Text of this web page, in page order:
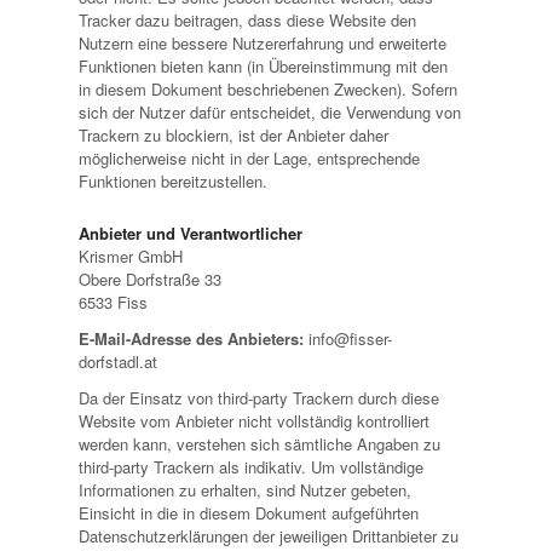
Tracker dazu beitragen, dass diese Website den
Nutzern eine bessere Nutzererfahrung und erweiterte
Funktionen bieten kann (in Übereinstimmung mit den
in diesem Dokument beschriebenen Zwecken). Sofern
sich der Nutzer dafür entscheidet, die Verwendung von
Trackern zu blockiern, ist der Anbieter daher
möglicherweise nicht in der Lage, entsprechende
Funktionen bereitzustellen.
Anbieter und Verantwortlicher
Krismer GmbH
Obere Dorfstraße 33
6533 Fiss
E-Mail-Adresse des Anbieters: info@fisser-
dorfstadl.at
Da der Einsatz von third-party Trackern durch diese
Website vom Anbieter nicht vollständig kontrolliert
werden kann, verstehen sich sämtliche Angaben zu
third-party Trackern als indikativ. Um vollständige
Informationen zu erhalten, sind Nutzer gebeten,
Einsicht in die in diesem Dokument aufgeführten
Datenschutzerklärungen der jeweiligen Drittanbieter zu